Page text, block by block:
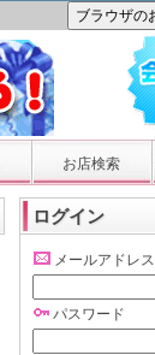
お店検索
ログイン
メールアドレス
パスワード